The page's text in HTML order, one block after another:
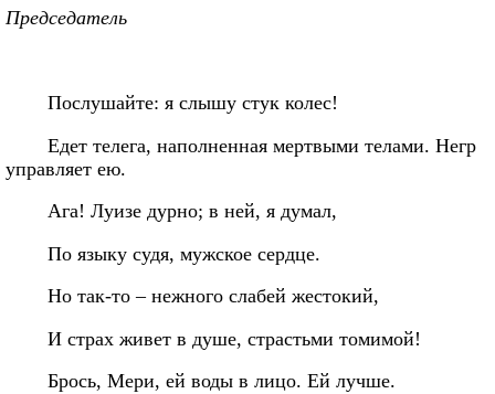
Председатель
Послушайте: я слышу стук колес!
Едет телега, наполненная мертвыми телами. Негр
управляет ею.
Ага! Луизе дурно; в ней, я думал,
По языку судя, мужское сердце.
Но так-то – нежного слабей жестокий,
И страх живет в душе, страстьми томимой!
Брось, Мери, ей воды в лицо. Ей лучше.